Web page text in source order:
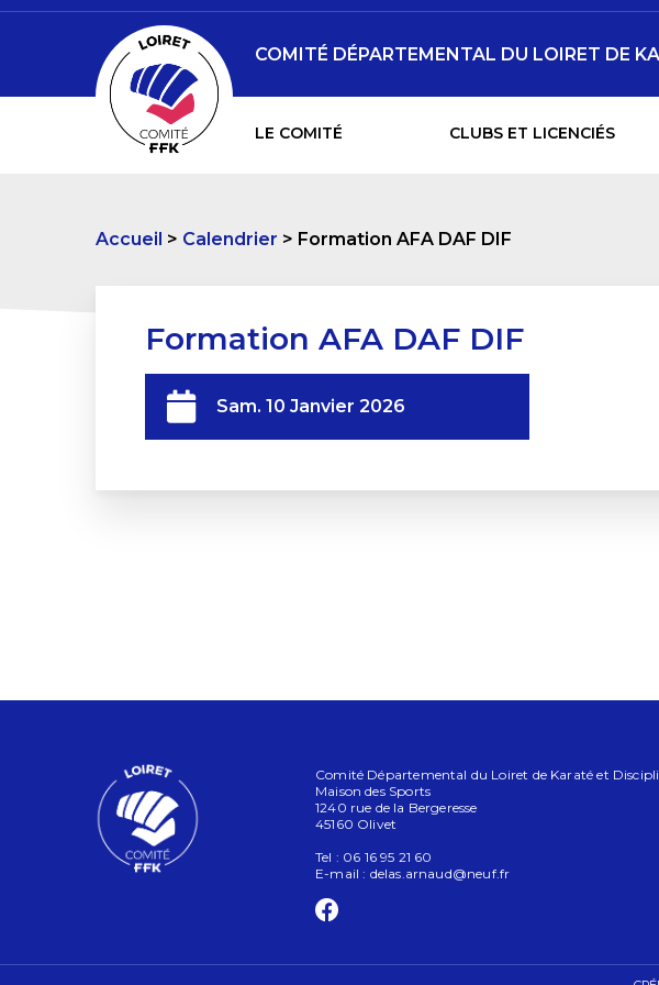
LE COMITÉ CLUBS ET LICENCIÉS
COMITÉ DÉPARTEMENTAL DU LOIRET DE
Accueil Calendrier Formation AFA DAF DIF
Formation AFA DAF DIF
Sam. 10 Janvier 2026
Comité Départemental du Loiret de Karaté et
Maison des Sports
1240 rue de la Bergeresse
45160 Olivet
Tel : 06 16 95 21 60
E-mail : delas.arnaud@neuf.fr